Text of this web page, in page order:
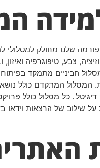
שלנו מחולק
צבע, טיפוגרפיה
הביניים מתמקד
המסלול המתקדם כולל
דיגיטלי. כל מסלול כולל
של הרצאות וידאו